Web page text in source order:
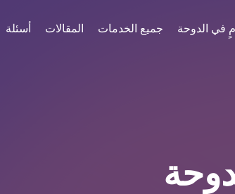
في الدوحة جميع الخدمات المقالات أسئلة